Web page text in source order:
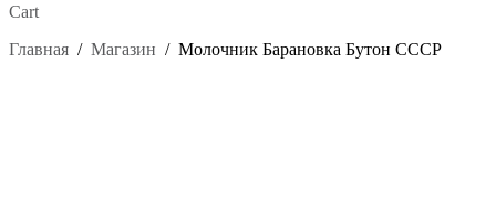
Cart
Главная / Магазин / Молочник Барановка Бутон СССР